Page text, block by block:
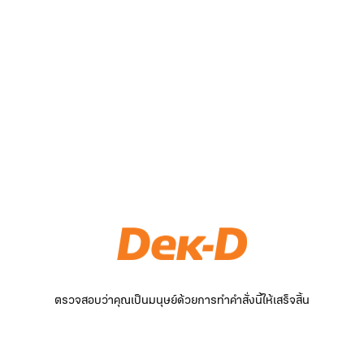
ตรวจสอบว่าคุณเป็นมนุษย์ด้วยการทำคำสั่งนี้ให้เสร็จสิ้น